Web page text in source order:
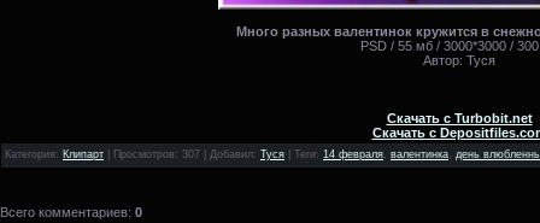
Много разных валентинок кружится в
PSD / 55 мб / 3000*3000 / 300
Автор: Туся
Скачать с Turbobit.net
Скачать с
Категория : Клипарт Просмотров: 307 | Добавил: Туся Теги: 14 февраля, валентинка, день
Всего комментариев: 0